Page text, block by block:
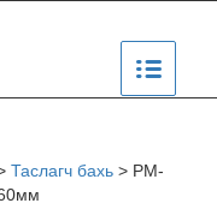
Таслагч бахь> PM-